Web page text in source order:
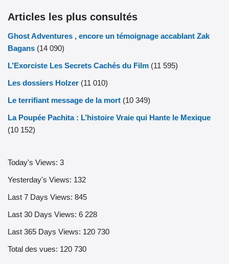
Articles les plus consultés
Ghost Adventures , encore un témoignage accablant Zak
Bagans (14 090)
L’Exorciste Les Secrets Cachés du Film (11 595)
Les dossiers Holzer (11 010)
Le terrifiant message de la mort (10 349)
La Poupée Pachita : L’histoire Vraie qui Hante le Mexique
(10 152)
Today's Views: 3
Yesterday's Views: 132
Last 7 Days Views: 845
Last 30 Days Views: 6 228
Last 365 Days Views: 120 730
Total des vues: 120 730